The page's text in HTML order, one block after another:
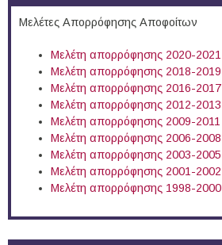
Μελέτες Απορρόφησης Αποφοίτων
Μελέτη απορρόφησης 2020-2021
Μελέτη απορρόφησης 2018-2019
Μελέτη απορρόφησης 2016-2017
Μελέτη απορρόφησης 2012-2013
Μελέτη απορρόφησης 2009-2011
Μελέτη απορρόφησης 2006-2008
Μελέτη απορρόφησης 2003-2005
Μελέτη απορρόφησης 2001-2002
Μελέτη απορρόφησης 1998-2000